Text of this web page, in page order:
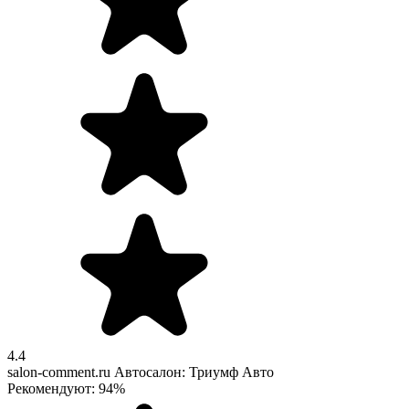
4.4
salon-comment.ru Автосалон: Триумф Авто
Рекомендуют: 94%